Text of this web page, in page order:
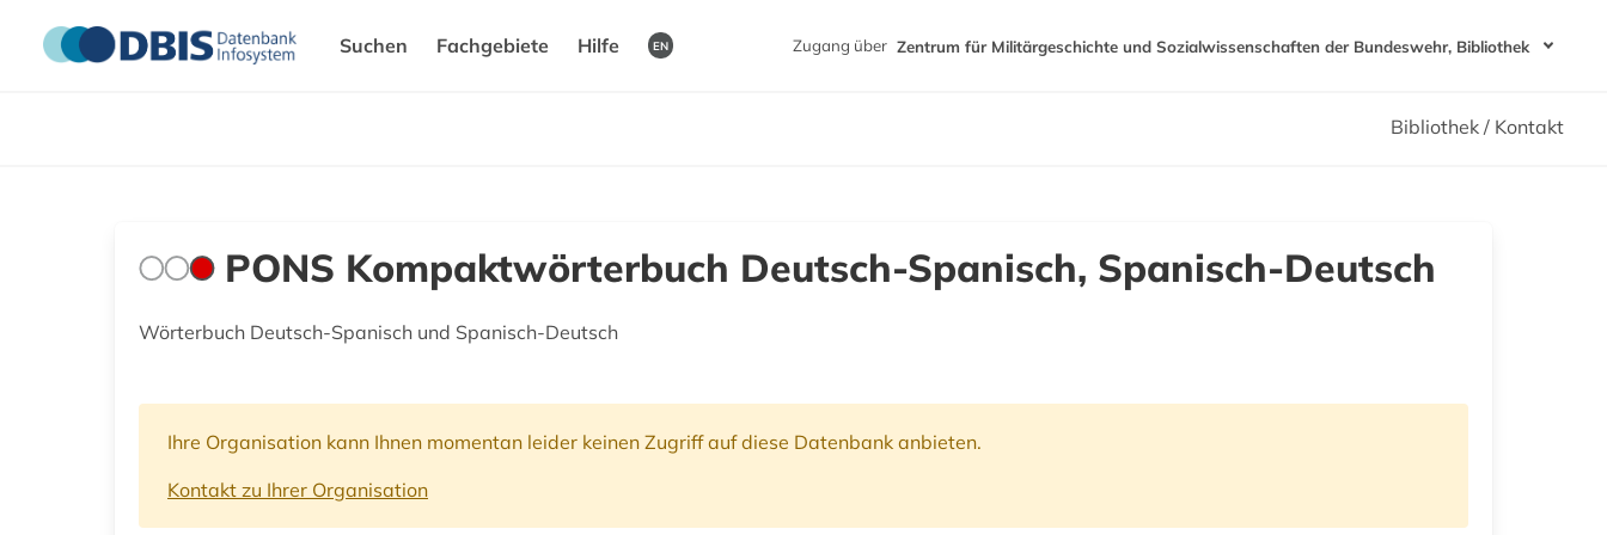
Suchen Fachgebiete Hilfe EN Zugang über Zentrum für Militärgeschichte und Sozialwissenschaften der Bundeswehr, Bibliothek
Bibliothek / Kontakt
PONS Kompaktwörterbuch Deutsch-Spanisch, Spanisch-Deutsch
Wörterbuch Deutsch-Spanisch und Spanisch-Deutsch
Ihre Organisation kann Ihnen momentan leider keinen Zugriff auf diese Datenbank anbieten.
Kontakt zu Ihrer Organisation